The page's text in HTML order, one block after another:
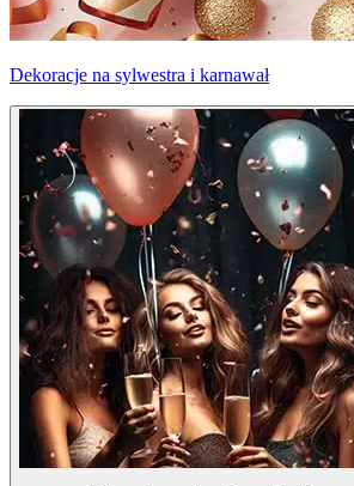
Dekoracje na sylwestra i karnawał